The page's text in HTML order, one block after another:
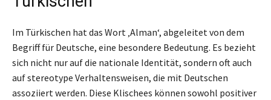
Im Türkischen hat das Wort ‚Alman‘, abgeleitet von dem
Begriff für Deutsche, eine besondere Bedeutung. Es bezieht
sich nicht nur auf die nationale Identität, sondern oft auch
auf stereotype Verhaltensweisen, die mit Deutschen
assoziiert werden. Diese Klischees können sowohl positiver